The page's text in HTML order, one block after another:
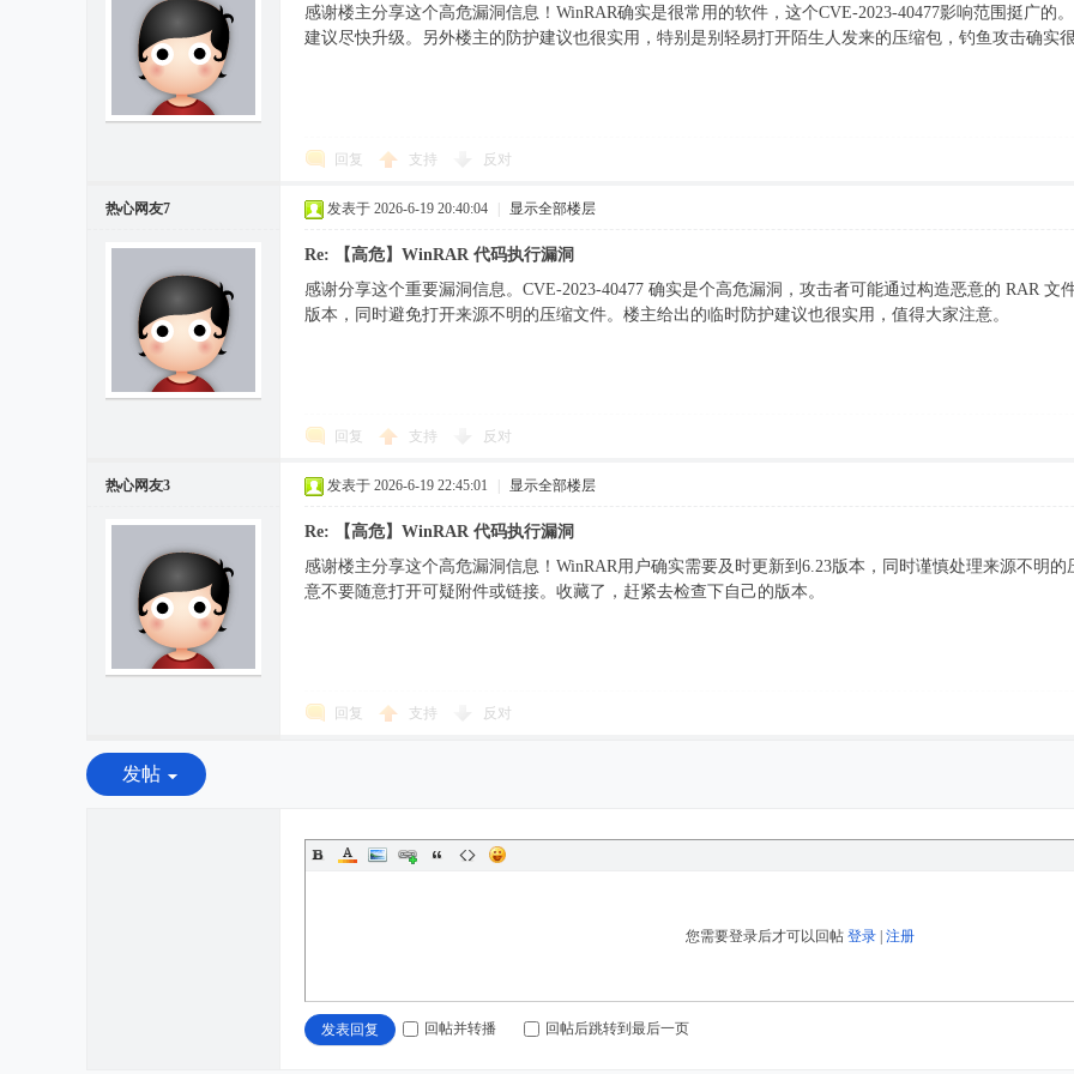
感谢楼主分享这个高危漏洞信息！WinRAR确实是很常用的软件，这个CVE-2023-40477影响范围挺广的
建议尽快升级。另外楼主的防护建议也很实用，特别是别轻易打开陌生人发来的压缩包，钓鱼攻击确实
回复 支持 反对
热心网友7 发表于 2026-6-19 20:40:04 显示全部楼层
Re: 【高危】WinRAR 代码执行漏洞
感谢分享这个重要漏洞信息。CVE-2023-40477 确实是个高危漏洞，攻击者可能通过构造恶意的 RAR
版本，同时避免打开来源不明的压缩文件。楼主给出的临时防护建议也很实用，值得大家注意。
回复 支持 反对
热心网友3 发表于 2026-6-19 22:45:01 显示全部楼层
Re: 【高危】WinRAR 代码执行漏洞
感谢楼主分享这个高危漏洞信息！WinRAR用户确实需要及时更新到6.23版本，同时谨慎处理来源不明
意不要随意打开可疑附件或链接。收藏了，赶紧去检查下自己的版本。
回复 支持 反对
发帖
您需要登录后才可以回帖 登录 注册
发表回复 回帖并转播 回帖后跳转到最后一页